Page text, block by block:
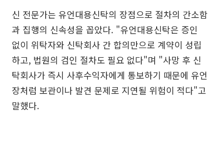
신 전문가는 유언대용신탁의 장점으로 절차의 간소함
과 집행의 신속성을 꼽았다. "유언대용신탁은 증인
없이 위탁자와 신탁회사 간 합의만으로 계약이 성립
하고, 법원의 검인 절차도 필요 없다"며 "사망 후 신
탁회사가 즉시 사후수익자에게 통보하기 때문에 유언
장처럼 보관이나 발견 문제로 지연될 위험이 적다"고
말했다.